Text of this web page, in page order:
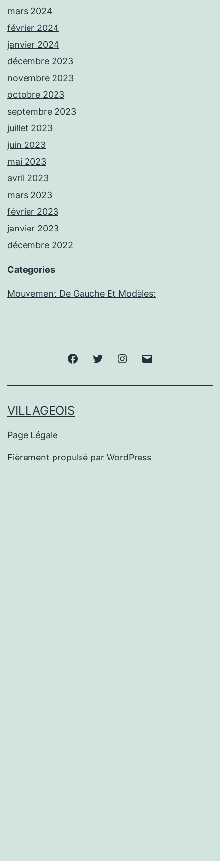
mars 2024
février 2024
janvier 2024
décembre 2023
novembre 2023
octobre 2023
septembre 2023
juillet 2023
juin 2023
mai 2023
avril 2023
mars 2023
février 2023
janvier 2023
décembre 2022
Categories
Mouvement De Gauche Et Modèles:
FacebookTwitter Instagram
VILLAGEOIS
Page Légale
Fièrement propulsé par WordPress